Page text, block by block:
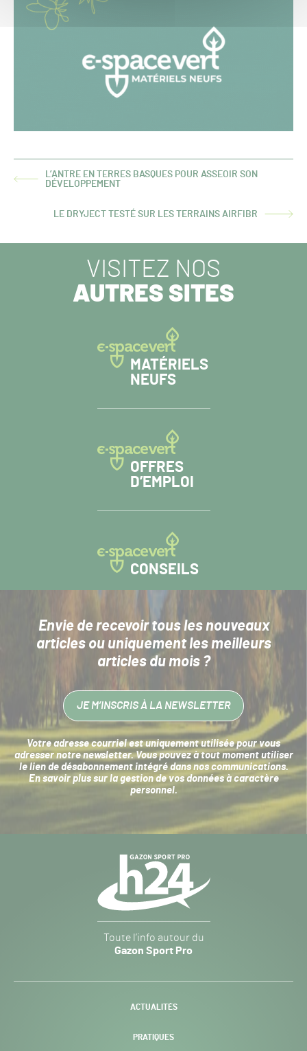
ARTICLE
L’ANTRE EN TERRES BASQUES POUR ASSEOIR SON
DÉVELOPPEMENT
ARTICLE
LE DRYJECT TESTÉ SUR LES TERRAINS AIRFIBR
VISITEZ NOS
AUTRES SITES
MATÉRIELS
NEUFS
OFFRES
D’EMPLOI
CONSEILS
Envie de recevoir tous les nouveaux
articlesou uniquement les meilleurs
articles du mois ?
JE M’INSCRIS À LA NEWSLETTER
Votre adresse courriel est uniquement utilisée pour vous
adresser notre newsletter. Vous pouvez à tout moment utiliser
le lien de désabonnement intégré dans nos communications.
En savoir plus sur la gestion de vos données à caractère
personnel.
Sport
Pro
-
Toute l’info autour du
Gazon Sport Pro
ACTUALITÉS
PRATIQUES